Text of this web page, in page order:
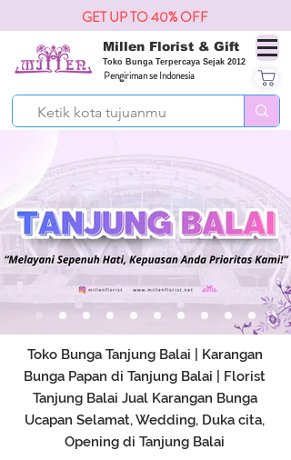
Millen Florist & Gift
Toko Bunga Terpercaya Sejak 2012
Pengiriman se Indonesia
GET UP TO 40% OFF
Toko Bunga Tanjung Balai | Karangan
Bunga Papan di Tanjung Balai | Florist
Tanjung Balai Jual Karangan Bunga
Ucapan Selamat, Wedding, Duka cita,
Opening di Tanjung Balai